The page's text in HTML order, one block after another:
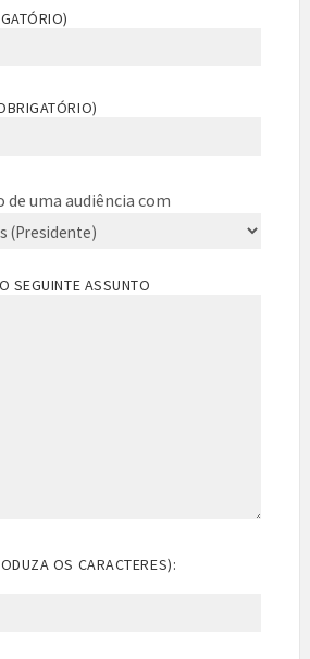
uma audiência com
SEGUINTE ASSUNTO
OS CARACTERES):